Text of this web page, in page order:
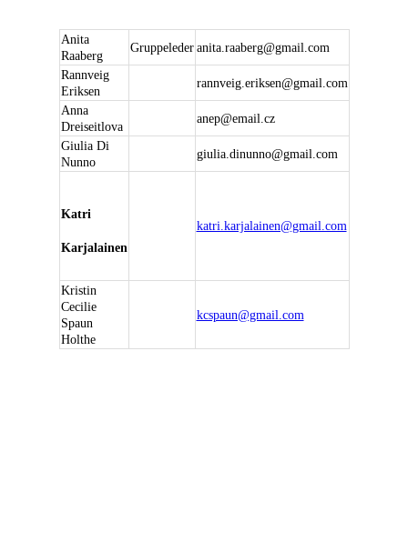
Anita
Raaberg
Gruppeleder anita.raaberg@gmail.com
Rannveig
Eriksen
rannveig.eriksen@gmail.com
Anna
Dreiseitlova
anep@email.cz
Giulia Di
Nunno
giulia.dinunno@gmail.com
Katri
Karjalainen
katri.karjalainen@gmail.com
Kristin
Cecilie
Spaun
Holthe
kcspaun@gmail.com